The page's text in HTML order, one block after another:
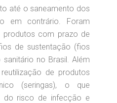
até o saneamento dos
em contrário. Foram
produtos com prazo de
de sustentação (fios
no Brasil. Além
de produtos
(seringas), o que
do risco de infecção e